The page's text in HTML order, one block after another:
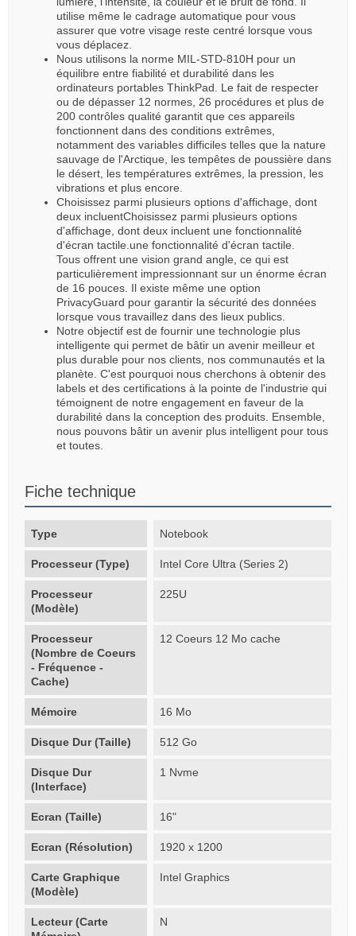
utilise même le cadrage automatique pour vous
assurer que votre visage reste centré lorsque vous
vous déplacez.
Nous utilisons la norme MIL-STD-810H pour un
équilibre entre fiabilité et durabilité dans les
ordinateurs portables ThinkPad. Le fait de respecter
ou de dépasser 12 normes, 26 procédures et plus de
200 contrôles qualité garantit que ces appareils
fonctionnent dans des conditions extrêmes,
notamment des variables difficiles telles que la nature
sauvage de l'Arctique, les tempêtes de poussière dans
le désert, les températures extrêmes, la pression, les
vibrations et plus encore.
Choisissez parmi plusieurs options d'affichage, dont
deux incluentChoisissez parmi plusieurs options
d'affichage, dont deux incluent une fonctionnalité
d'écran tactile.une fonctionnalité d'écran tactile.
Tous offrent une vision grand angle, ce qui est
particulièrement impressionnant sur un énorme écran
de 16 pouces. Il existe même une option
PrivacyGuard pour garantir la sécurité des données
lorsque vous travaillez dans des lieux publics.
Notre objectif est de fournir une technologie plus
intelligente qui permet de bâtir un avenir meilleur et
plus durable pour nos clients, nos communautés et la
planète. C'est pourquoi nous cherchons à obtenir des
labels et des certifications à la pointe de l'industrie qui
témoignent de notre engagement en faveur de la
durabilité dans la conception des produits. Ensemble,
nous pouvons bâtir un avenir plus intelligent pour tous
et toutes.
Fiche technique
Type Notebook
Processeur (Type) Intel Core Ultra (Series 2)
Processeur
(Modèle)
225U
Processeur
(Nombre de Coeurs
- Fréquence -
Cache)
12 Coeurs 12 Mo cache
Mémoire 16 Mo
Disque Dur (Taille) 512 Go
Disque Dur
(Interface)
1 Nvme
Ecran (Taille) 16"
Ecran (Résolution) 1920 x 1200
Carte Graphique
(Modèle)
Intel Graphics
Lecteur (Carte
N